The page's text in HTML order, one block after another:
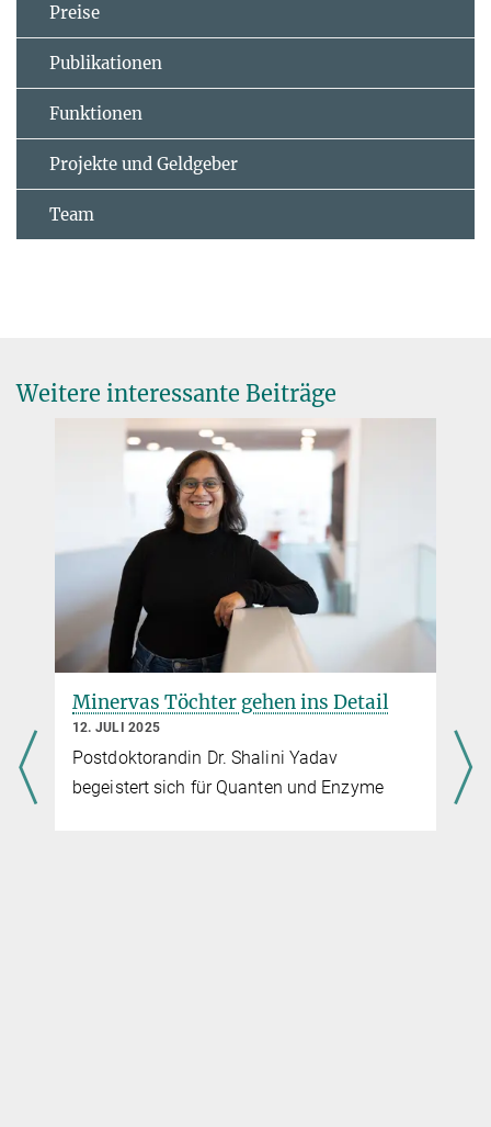
Preise
Publikationen
Funktionen
Projekte und Geldgeber
Team
Weitere interessante Beiträge
Minervas Töchter gehen ins Detail
12. JULI 2025
Postdoktorandin Dr. Shalini Yadav
begeistert sich für Quanten und Enzyme